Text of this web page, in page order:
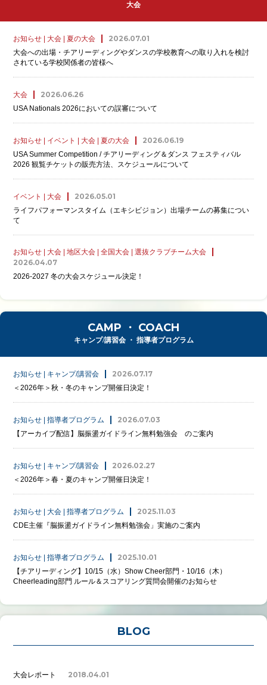
大会
お知らせ | 大会 | 夏の大会 2026.07.01
大会への出場・チアリーディングやダンスの学校教育への取り入れを検討
されている学校関係者の皆様へ
大会 2026.06.26
USA Nationals 2026においての誤審について
お知らせ | イベント | 大会 | 夏の大会 2026.06.19
USA Summer Competition / チアリーディング＆ダンス フェスティバル
2026 観覧チケットの販売方法、スケジュールについて
イベント | 大会 2026.05.01
ライフパフォーマンスタイム（エキシビジョン）出場チームの募集につい
て
お知らせ | 大会 | 地区大会 | 全国大会 | 選抜クラブチーム大会
2026.04.07
2026-2027 冬の大会スケジュール決定！
CAMP ・ COACH
キャンプ/講習会 ・ 指導者プログラム
お知らせ | キャンプ/講習会 2026.07.17
＜2026年＞秋・冬のキャンプ開催日決定！
お知らせ | 指導者プログラム 2026.07.03
【アーカイブ配信】脳振盪ガイドライン無料勉強会 のご案内
お知らせ | キャンプ/講習会 2026.02.27
＜2026年＞春・夏のキャンプ開催日決定！
お知らせ | 大会 | 指導者プログラム 2025.11.03
CDE主催『脳振盪ガイドライン無料勉強会」実施のご案内
お知らせ | 指導者プログラム 2025.10.01
【チアリーディング】10/15（水）Show Cheer部門・10/16（木）
Cheerleading部門 ルール＆スコアリング質問会開催のお知らせ
BLOG
大会レポート 2018.04.01